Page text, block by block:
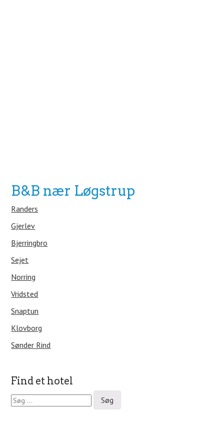
B&B nær Løgstrup
Randers
Gjerlev
Bjerringbro
Sejet
Norring
Vridsted
Snaptun
Klovborg
Sønder Rind
Find et hotel
S
ø